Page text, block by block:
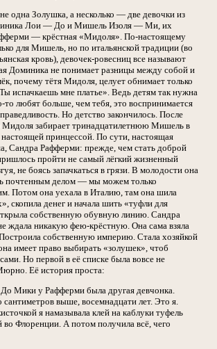
одна Золушка, а несколько — две девочки из
Лои — До и Мишель Изоля — Ми, их
— крёстная «Мидоля». По-настоящему
для Мишель, но по итальянской традиции (во
кровь), девочек-ровесниц все называют
Доминика не понимает разницы между собой и
почему тётя Мидоля, целует обнимает только
испачкаешь мне платье». Ведь детям так нужна
то любят больше, чем тебя, это воспринимается
Но детство закончилось. После
Мидоля забирает тринадцатилетнюю Мишель в
принцессой. По сути, настоящая
Сандра Рафферми: прежде, чем стать доброй
пройти не самый лёгкий жизненный
не боясь запачкаться в грязи. В молодости она
почтенным делом — мы можем только
Потом она уехала в Италию, там она шила
скопила денег и начала шить «туфли для
собственную обувную линию. Сандра
ждала никакую фею-крёстную. Она сама взяла
собственную империю. Стала хозяйкой
имеет право выбирать «золушек», чтоб
Но первой в её списке была вовсе не
Её история проста:
Мики у Рафферми была другая девчонка.
сантиметров выше, восемнадцати лет. Это я.
я намазывала клей на каблуки туфель
во Флоренции. А потом получила всё, чего